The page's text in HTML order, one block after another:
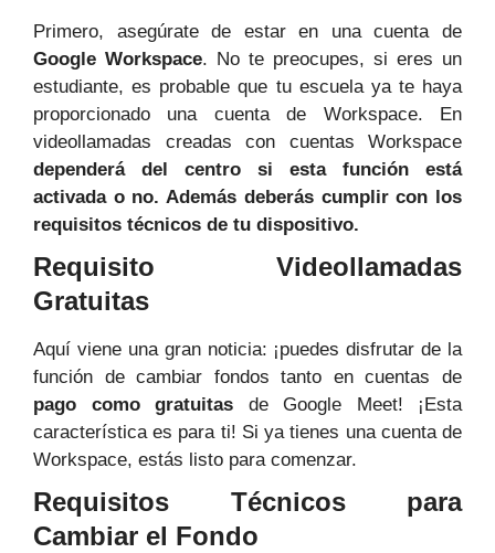
Primero, asegúrate de estar en una cuenta de
Google Workspace. No te preocupes, si eres un
estudiante, es probable que tu escuela ya te haya
proporcionado una cuenta de Workspace. En
videollamadas creadas con cuentas Workspace
dependerá del centro si esta función está
activada o no. Además deberás cumplir con los
requisitos técnicos de tu dispositivo.
Requisito Videollamadas
Gratuitas
Aquí viene una gran noticia: ¡puedes disfrutar de la
función de cambiar fondos tanto en cuentas de
pago como gratuitas de Google Meet! ¡Esta
característica es para ti! Si ya tienes una cuenta de
Workspace, estás listo para comenzar.
Requisitos Técnicos para
Cambiar el Fondo